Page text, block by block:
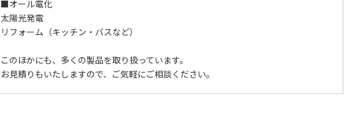
■オール電化
太陽光発電
リフォーム（キッチン・バスなど）
このほかにも、多くの製品を取り扱っています。
お見積りもいたしますので、ご気軽にご相談ください。